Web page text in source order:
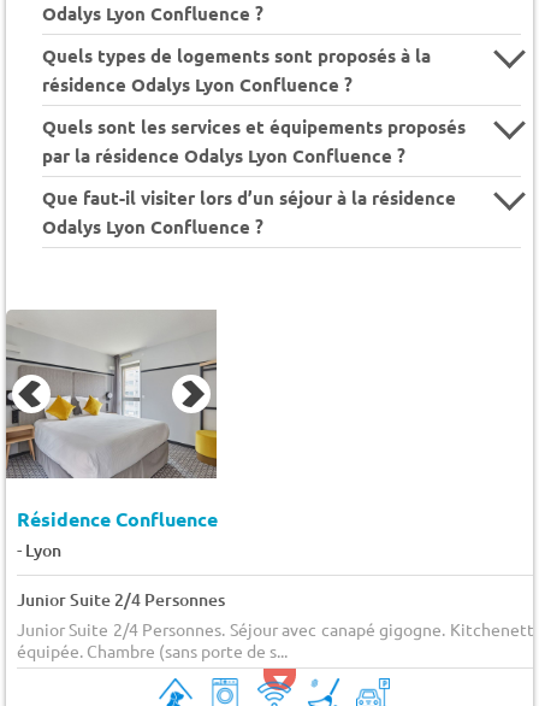
Odalys Lyon Confluence ?
Quels types de logements sont proposés à la
résidence Odalys Lyon Confluence ?
Quels sont les services et équipements proposés
par la résidence Odalys Lyon Confluence ?
Que faut-il visiter lors d’un séjour à la résidence
Odalys Lyon Confluence ?
Résidence Confluence
- Lyon
Junior Suite 2/4 Personnes
Junior Suite 2/4 Personnes. Séjour avec canapé gigogne.
équipée. Chambre (sans porte de s...